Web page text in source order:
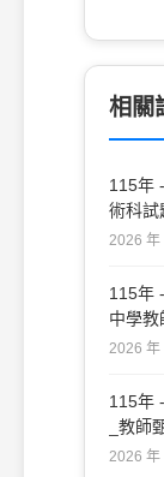
環境發生的？ (A)抽
普普藝
相關
115年
術科試
2026 年
115年
中學教
2026 年
115年
_教師
2026 年